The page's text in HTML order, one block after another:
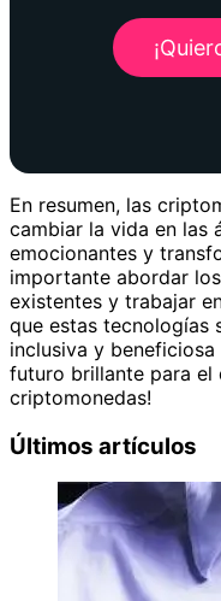
En resumen, las
cambiar la vida en las
emocionantes y
importante abordar
existentes y trabajar
que estas tecnologías
inclusiva y beneficiosa
futuro brillante para el
criptomonedas!
Últimos artículos